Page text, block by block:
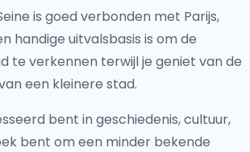
is goed verbonden met Parijs,
handige uitvalsbasis is om de
te verkennen terwijl je geniet van de
een kleinere stad.
bent in geschiedenis, cultuur,
bent om een minder bekende